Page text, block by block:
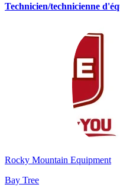
Technicien/technicienne
Rocky Mountain Equipment
Bay Tree